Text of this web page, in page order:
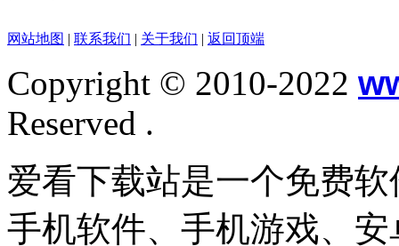
网站地图 | 联系我们 | 关于我们 | 返回顶端
Copyright © 2010-2022
Reserved .
爱看下载站是一个免费
手机软件、手机游戏、